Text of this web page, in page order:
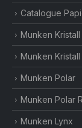
Catalogue
Munken Kristall
Munken
Munken Polar
Munken Polar
Munken Lynx